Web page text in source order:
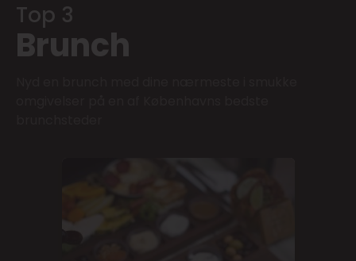
Top 3
Brunch